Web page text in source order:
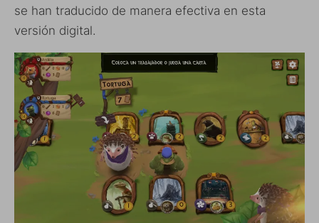
se han traducido de manera efectiva en esta
versión digital.